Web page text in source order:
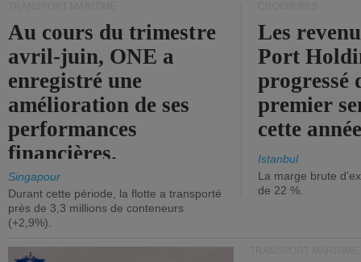
Au cours du trimestre
avril-juin, ONE a
enregistré une
amélioration de ses
performances
financières.
Singapour
Durant cette période, la flotte a transporté
près de 3,3 millions de conteneurs
(+2,9%).
Les
Port
progressé
premier
cette
Istanbul
La marge brute
de 22 %.